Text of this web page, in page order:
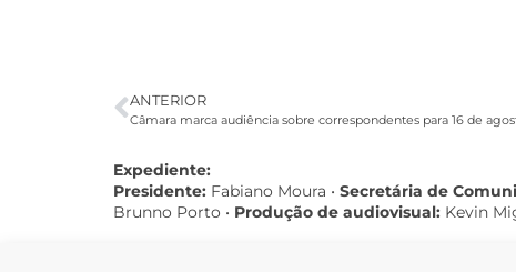
ANTERIOR
Câmara marca audiência sobre correspondentes para 16 de
Expediente:
Presidente: Fabiano Moura • Secretária de
Brunno Porto • Produção de audiovisual: Kevin